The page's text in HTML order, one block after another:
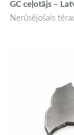
GC ceļotājs –
Nerūsējošais